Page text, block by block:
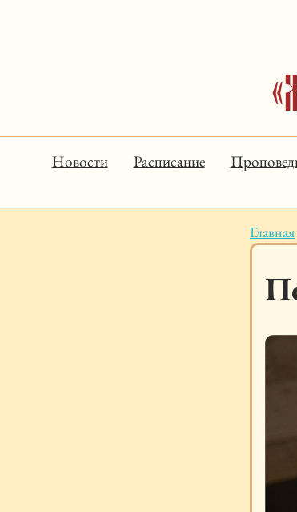
Новости Расписание
Главная